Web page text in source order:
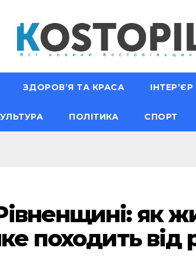
ЗДОРОВ’Я ТА КРАСА ІНТЕР’ЄР
ПОЛІТИКА СПОРТ
як
походить від